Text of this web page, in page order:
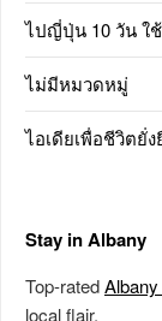
ไปญี่ปุ่น 10 วัน ใช้
ไม่มีหมวดหมู่
ไอเดียเพื่อชีวิตยั่
Stay in Albany
Top-rated
local flair.